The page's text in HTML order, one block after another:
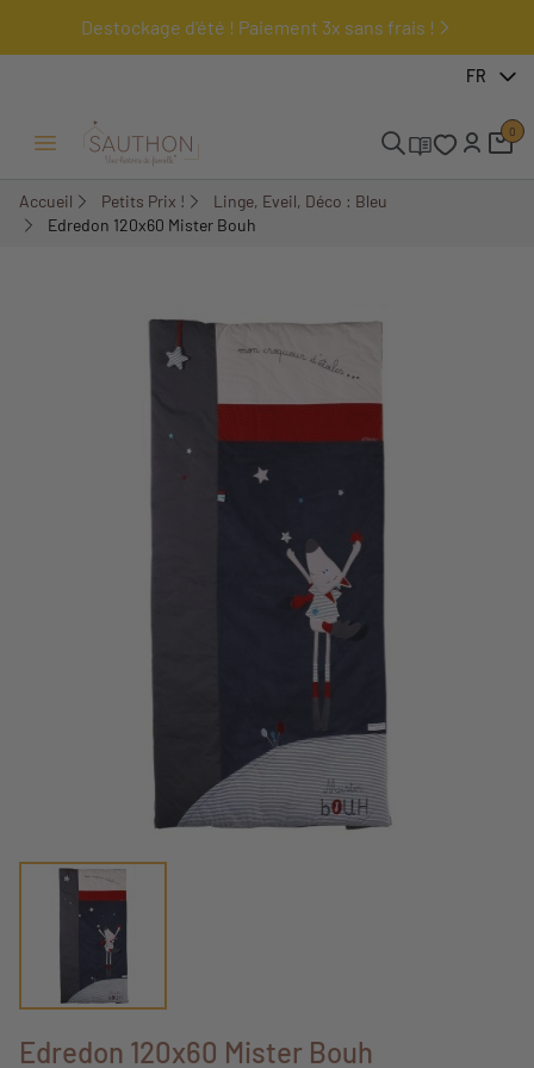
Destockage d'été ! Paiement 3x sans frais !
FR
Ouvrir/Fermer menu
0
Accueil Petits Prix !
Linge, Eveil, Déco : Bleu
Edredon 120x60 Mister Bouh
Edredon 120x60 Mister Bouh